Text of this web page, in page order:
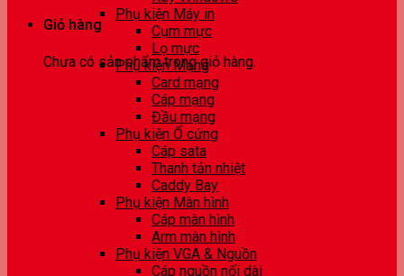
Giỏ hàng
Chưa có sản phẩm trong giỏ hàng.
Phụ kiện Máy in
Cụm mực
Lọ mực
Phụ kiện Mạng
Card mạng
Cáp mạng
Đầu mạng
Phụ kiện Ổ cứng
Cáp sata
Thanh tản nhiệt
Caddy Bay
Phụ kiện Màn hình
Cáp màn hình
Arm màn hình
Phụ kiện VGA & Nguồn
Cáp nguồn nối dài